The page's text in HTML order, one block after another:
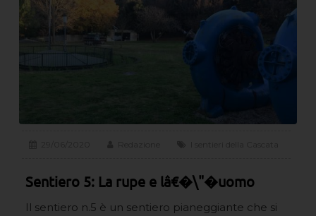
Sentiero 5: La rupe e lâ€�\"�uomo
Il sentiero n.5 è un sentiero pianeggiante che si